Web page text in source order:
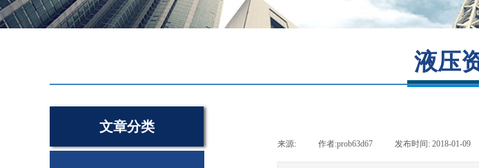
液压
文章分类
来源: 作者:prob63d67 发布时间: 2018-01-09